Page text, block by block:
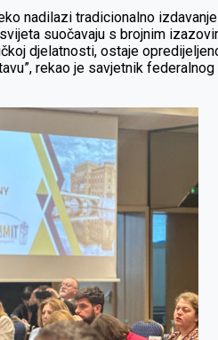
nadilazi tradicionalno
suočavaju s brojnim
djelatnosti, ostaje
rekao je savjetnik